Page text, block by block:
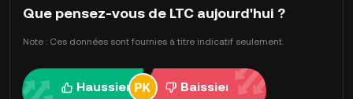
Que pensez-vous de LTC aujourd'hui ?
Note : Ces données sont fournies à titre indicatif seulement.
Haussier Baissier